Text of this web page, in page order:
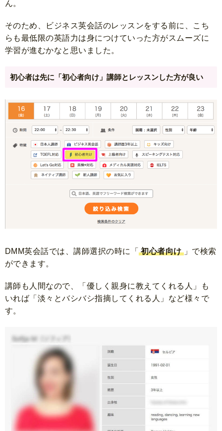
ん。
そのため、ビジネス英会話のレッスンをする前に、こち
らも最低限の英語力は身につけていった方がスムーズに
学習が進むかなと思いました。
初心者は先に「初心者向け」講師とレッスンした方が良い
DMM英会話では、講師選択の時に「 初心者向け 」で検索
ができます。
講師も人間なので、「優しく親身に教えてくれる人」も
いれば「淡々とバシバシ指摘してくれる人」など様々で
す。